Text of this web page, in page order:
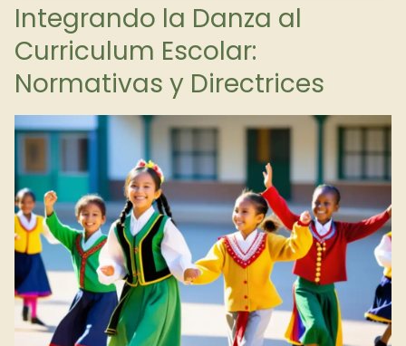
Integrando la Danza al
Curriculum Escolar:
Normativas y Directrices